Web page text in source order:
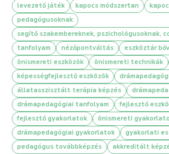
levezető játék
kapocs módszertan
pedagógusoknak
segítő szakembereknek, pszichológusoknak,
tanfolyam
nézőpontváltás eszköztár
önismereti eszközök
önismereti technikák
képességfejlesztő eszközök
állatasszisztált terápia képzés
drámapedagógiai tanfolyam
fejlesztő
fejlesztő gyakorlatok
önismereti
drámapedagógiai gyakorlatok
gyakorlati
pedagógus továbbképzés
akkreditált